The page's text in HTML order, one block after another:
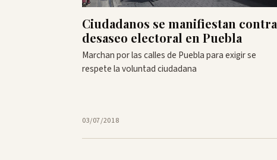
Ciudadanos se manifiestan contra
desaseo electoral en Puebla
Marchan por las calles de Puebla para exigir se
respete la voluntad ciudadana
03/07/2018